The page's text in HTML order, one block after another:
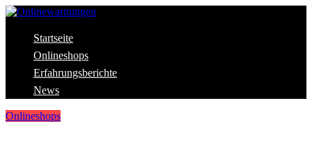
Skip
content
Onlinewarnungen
Aktuelle Warnungen vor Gefahren im Internet
Startseite
Onlineshops
Erfahrungsberichte
News
Onlineshops